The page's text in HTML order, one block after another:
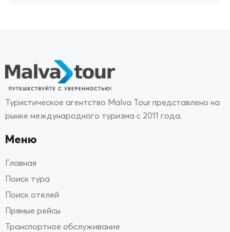
Туристическое агентство Malva Tour представлено на
рынке международного туризма с 2011 года.
Меню
Главная
Поиск тура
Поиск отелей
Прямые рейсы
Транспортное обслуживание